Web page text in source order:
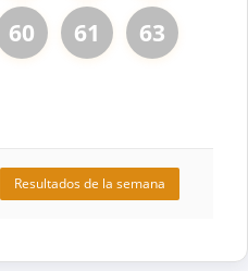
60 61
63
Resultados de la semana